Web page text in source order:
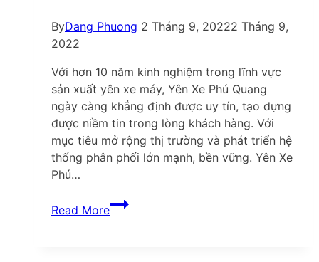
nhất
ByDang Phuong 2 Tháng 9, 20222 Tháng 9,
2022
Với hơn 10 năm kinh nghiệm trong lĩnh vực
sản xuất yên xe máy, Yên Xe Phú Quang
ngày càng khẳng định được uy tín, tạo dựng
được niềm tin trong lòng khách hàng. Với
mục tiêu mở rộng thị trường và phát triển hệ
thống phân phối lớn mạnh, bền vững. Yên Xe
Phú…
Read More
Yên
Xe